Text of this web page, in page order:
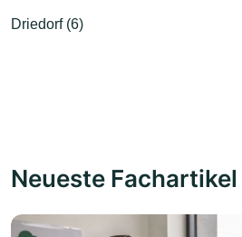
Driedorf (6)
Neueste Fachartikel